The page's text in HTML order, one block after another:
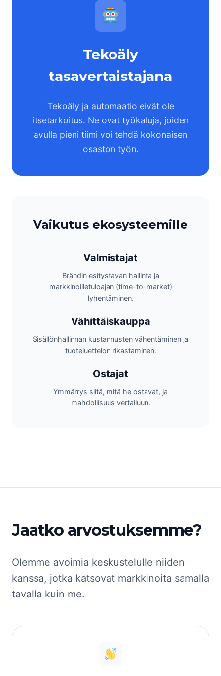
Tekoäly
tasavertaistajana
Tekoäly ja automaatio eivät ole
itsetarkoitus. Ne ovat työkaluja, joiden
avulla pieni tiimi voi tehdä kokonaisen
osaston työn.
Vaikutus ekosysteemille
Valmistajat
Brändin esitystavan hallinta ja
markkinoilletuloajan (time-to-market)
lyhentäminen.
Vähittäiskauppa
Sisällönhallinnan kustannusten vähentäminen ja
tuoteluettelon rikastaminen.
Ostajat
Ymmärrys siitä, mitä he ostavat, ja
mahdollisuus vertailuun.
Jaatko arvostuksemme?
Olemme avoimia keskustelulle niiden
kanssa, jotka katsovat markkinoita samalla
tavalla kuin me.